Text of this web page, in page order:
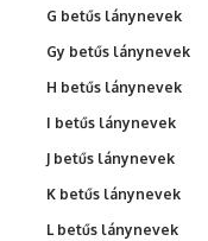
G betűs lánynevek
Gy betűs lánynevek
H betűs lánynevek
I betűs lánynevek
J betűs lánynevek
K betűs lánynevek
L betűs lánynevek